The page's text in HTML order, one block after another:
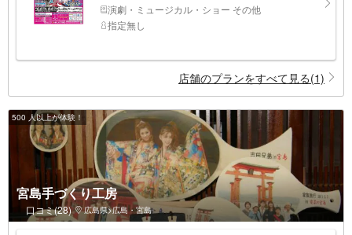
演劇・ミュージカル・ショー その他
指定無し
店舗のプランをすべて見る(1)
500 人以上が体験！
宮島手づくり工房
口コミ(28) 広島県>広島・宮島